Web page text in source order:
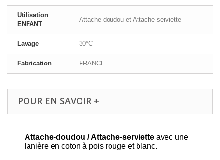
Utilisation
ENFANT
Attache-doudou et Attache-serviette
Lavage 30°C
Fabrication FRANCE
POUR EN SAVOIR +
Attache-doudou / Attache-serviette avec une
lanière en coton à pois rouge et blanc.